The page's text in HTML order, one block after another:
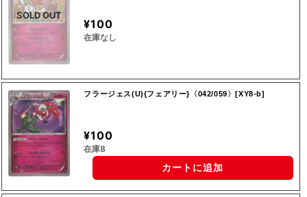
SOLD OUT
¥100
在庫なし
フラージェス(U){フェアリー}〈042/059〉[XY8-b]
¥100
在庫8
カートに追加